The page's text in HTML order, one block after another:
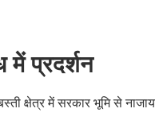
में प्रदर्शन
क्षेत्र में सरकार भूमि से